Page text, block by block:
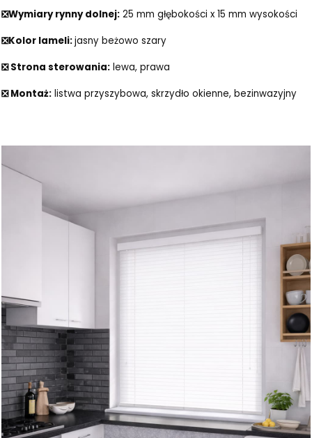
❎Wymiary rynny dolnej: 25 mm głębokości x 15 mm wysokości
❎Kolor lameli:jasny beżowo szary
❎ Strona sterowania: lewa, prawa
❎ Montaż: listwa przyszybowa, skrzydło okienne, bezinwazyjny